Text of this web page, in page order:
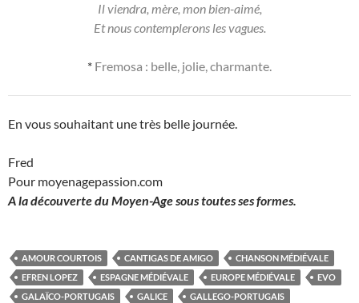
Il viendra, mère, mon bien-aimé,
Et nous contemplerons les vagues.
* Fremosa : belle, jolie, charmante.
En vous souhaitant une très belle journée.
Fred
Pour moyenagepassion.com
A la découverte du Moyen-Age sous toutes ses formes.
AMOUR COURTOIS CANTIGAS DE AMIGO
CHANSON MÉDIÉVALE
EFREN LOPEZ
ESPAGNE MÉDIÉVALE EUROPE MÉDIÉVALE
EVO
GALAÏCO-PORTUGAIS
GALICE
GALLEGO-PORTUGAIS